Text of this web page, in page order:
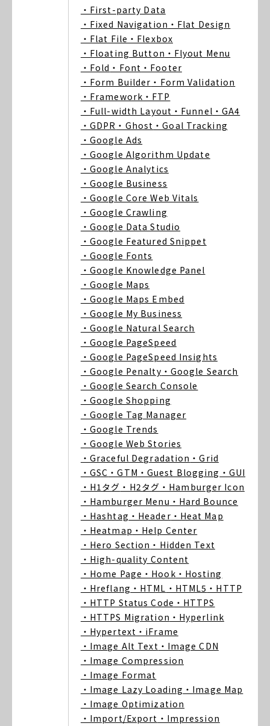
・First-party Data
・Fixed Navigation ・Flat Design
・Flat File ・Flexbox
・Floating Button ・Flyout Menu
・Fold ・Font ・Footer
・Form Builder ・Form Validation
・Framework ・FTP
・Full-width Layout ・Funnel ・GA4
・GDPR ・Ghost ・Goal Tracking
・Google Ads
・Google Algorithm Update
・Google Analytics
・Google Business
・Google Core Web Vitals
・Google Crawling
・Google Data Studio
・Google Featured Snippet
・Google Fonts
・Google Knowledge Panel
・Google Maps
・Google Maps Embed
・Google My Business
・Google Natural Search
・Google PageSpeed
・Google PageSpeed Insights
・Google Penalty ・Google Search
・Google Search Console
・Google Shopping
・Google Tag Manager
・Google Trends
・Google Web Stories
・Graceful Degradation ・Grid
・GSC ・GTM ・Guest Blogging ・GUI
・H1タグ ・H2タグ ・Hamburger Icon
・Hamburger Menu ・Hard Bounce
・Hashtag ・Header ・Heat Map
・Heatmap ・Help Center
・Hero Section ・Hidden Text
・High-quality Content
・Home Page ・Hook ・Hosting
・Hreflang ・HTML ・HTML5 ・HTTP
・HTTP Status Code ・HTTPS
・HTTPS Migration ・Hyperlink
・Hypertext ・iFrame
・Image Alt Text ・Image CDN
・Image Compression
・Image Format
・Image Lazy Loading ・Image Map
・Image Optimization
・Import/Export ・Impression